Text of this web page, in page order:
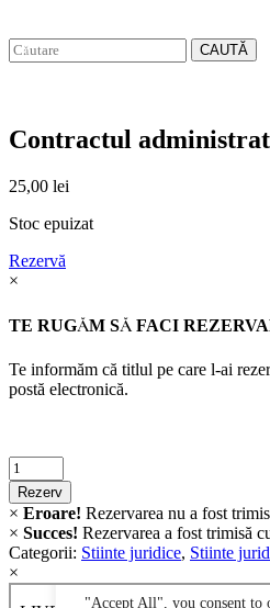
CAUTĂ
Contractul
25,00 lei
Stoc epuizat
Rezervă
×
TE RUGĂM SĂ FACI
Te informăm că titlul pe care l-ai
postă electronică.
Criminalistica
quantity
Rezerv
× Eroare! Rezervarea nu a fost
× Succes! Rezervarea a fost trimisă
Categorii: Stiinte juridice, Stiinte
×